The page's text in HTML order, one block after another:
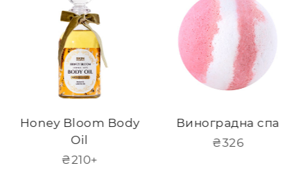
Honey Bloom Body
Oil
Звичайна
₴210+
Виноградна спа
Звичайна
₴326